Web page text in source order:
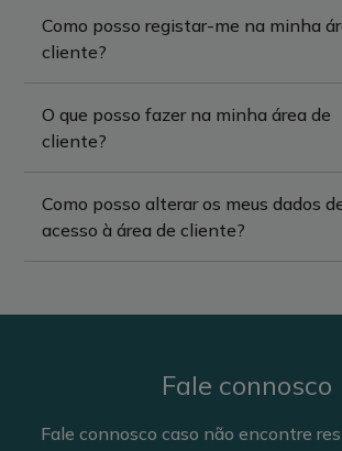
Como posso registar-me na minha
cliente?
O que posso fazer na minha área de
cliente?
Como posso alterar os meus dados
acesso à área de cliente?
Fale connosco
Fale connosco caso não encontre